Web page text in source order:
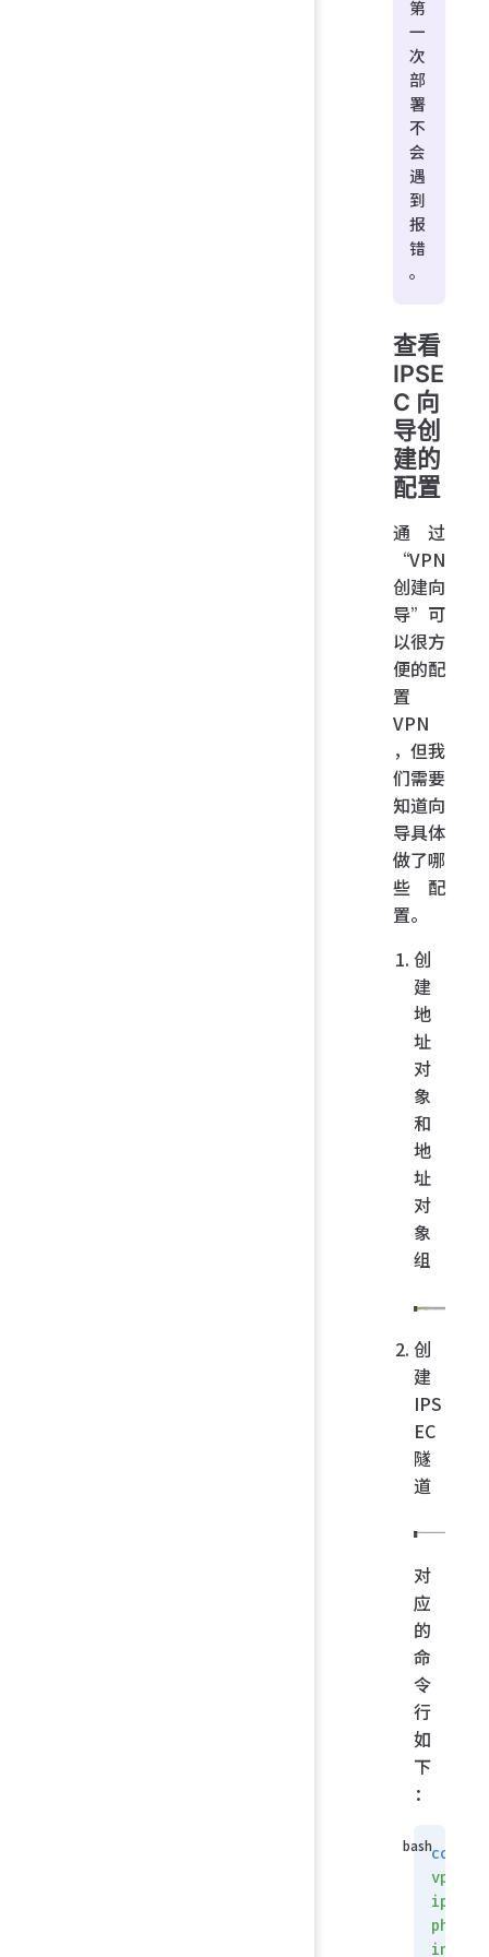
第
一
次
部
署
不
会
遇
到
报
错
。
查看
IPSE
C 向
导创
建的
配置
通过
“VPN
创建向
导”可
以很方
便的配
置
VPN
，但我
们需要
知道向
导具体
做了哪
些配
置。
创
建
地
址
对
象
和
地
址
对
象
组
创
建
IPS
EC
隧
道
对
应
的
命
令
行
如
下
：
config
vpn
ipsec